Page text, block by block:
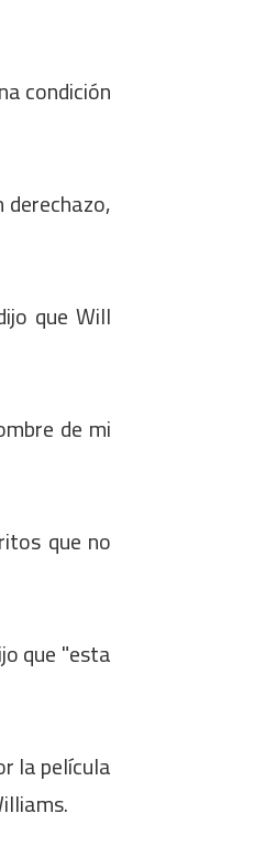
condición
que Will
de mi
que no
que "esta
la película